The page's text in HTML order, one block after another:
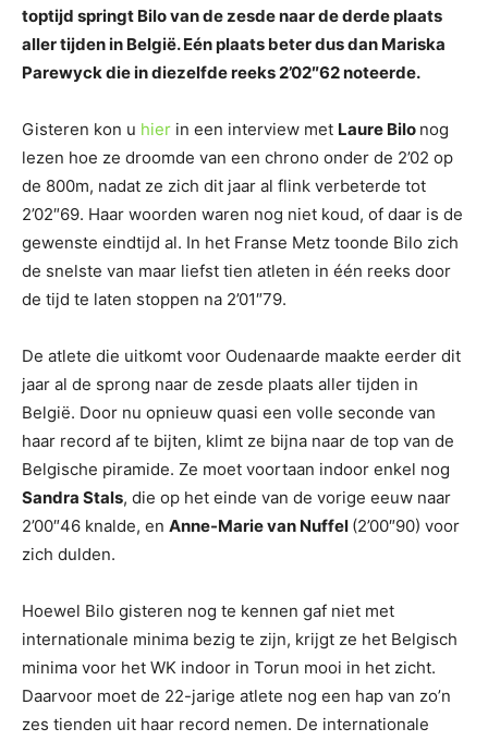
toptijd springt Bilo van de zesde naar de derde plaats
aller tijden in België. Eén plaats beter dus dan Mariska
Parewyck die in diezelfde reeks 2’02″62 noteerde.
Gisteren kon u hier in een interview met Laure Bilo nog
lezen hoe ze droomde van een chrono onder de 2’02 op
de 800m, nadat ze zich dit jaar al flink verbeterde tot
2’02″69. Haar woorden waren nog niet koud, of daar is de
gewenste eindtijd al. In het Franse Metz toonde Bilo zich
de snelste van maar liefst tien atleten in één reeks door
de tijd te laten stoppen na 2’01″79.
De atlete die uitkomt voor Oudenaarde maakte eerder dit
jaar al de sprong naar de zesde plaats aller tijden in
België. Door nu opnieuw quasi een volle seconde van
haar record af te bijten, klimt ze bijna naar de top van de
Belgische piramide. Ze moet voortaan indoor enkel nog
Sandra Stals, die op het einde van de vorige eeuw naar
2’00″46 knalde, en Anne-Marie van Nuffel (2’00″90) voor
zich dulden.
Hoewel Bilo gisteren nog te kennen gaf niet met
internationale minima bezig te zijn, krijgt ze het Belgisch
minima voor het WK indoor in Torun mooi in het zicht.
Daarvoor moet de 22-jarige atlete nog een hap van zo’n
zes tienden uit haar record nemen. De internationale